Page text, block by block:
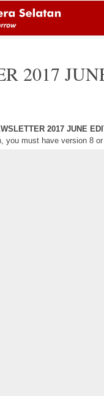
2017
2017 JUNE
you must have version 8